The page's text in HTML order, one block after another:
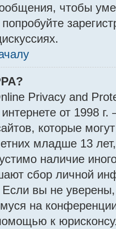
чтобы
Privacy and
от 1998
которые
младше 13
наличие
сбор личной
вы не
на
к